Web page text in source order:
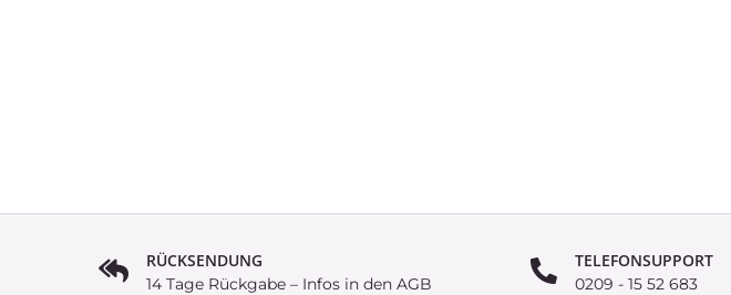
RÜCKSENDUNG
14 Tage Rückgabe – Infos in den AGB
TELEFONSUPPORT
0209 - 15 52 683